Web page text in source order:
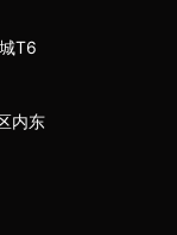
T6
内东